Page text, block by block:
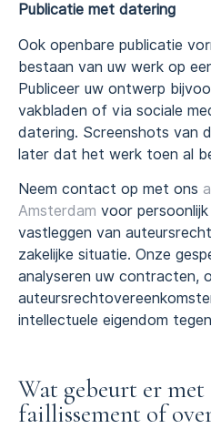
Publicatie met datering
Ook openbare publicatie
bestaan van uw werk op
Publiceer uw ontwerp
vakbladen of via sociale
datering. Screenshots van
later dat het werk toen al
Neem contact op met ons
Amsterdam voor
vastleggen van
zakelijke situatie. Onze
analyseren uw contracten,
intellectuele eigendom
Wat gebeurt er
faillissement of